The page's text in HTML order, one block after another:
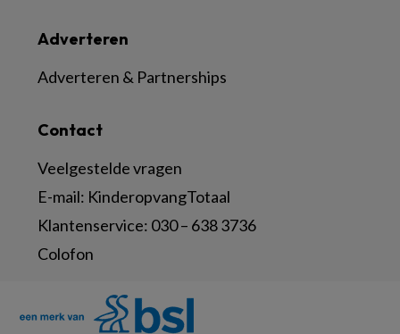
Contact
Veelgestelde vragen
E-mail: KinderopvangTotaal
Klantenservice: 030 – 638 3736
Colofon
Adverteren
Adverteren & Partnerships